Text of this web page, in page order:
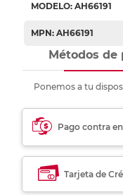
MODELO: AH66191
MPN: AH66191
Métodos de
Ponemos a tu
Pago contra
Tarjeta de